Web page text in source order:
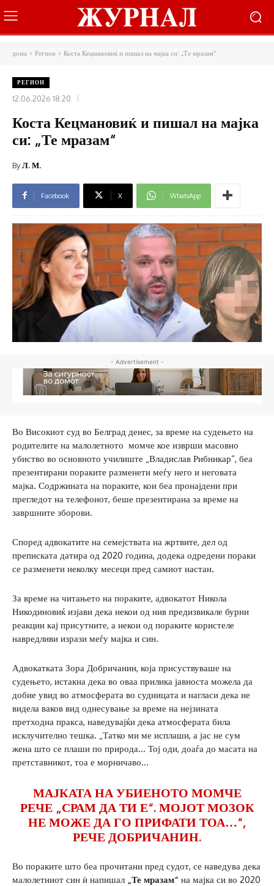
дома Регион Коста Кецмановиќ и пишал на мајка си: „Те мразам“
РЕГИОН
12.06.2026 18:20
Коста Кецмановиќ и пишал на мајка
си: „Те мразам“
ByЛ. М.
Facebook X WhatsApp
- Advertisement -
Во Високиот суд во Белград денес, за време на судењето на
родителите на малолетното момче кое изврши масовно
убиство во основното училиште „Владислав Рибникар“, беа
презентирани пораките разменети меѓу него и неговата
мајка. Содржината на пораките, кои беа пронајдени при
прегледот на телефонот, беше презентирана за време на
завршните зборови.
Според адвокатите на семејствата на жртвите, дел од
преписката датира од 2020 година, додека одредени пораки
се разменети неколку месеци пред самиот настан.
За време на читањето на пораките, адвокатот Никола
Никодиновиќ изјави дека некои од нив предизвикале бурни
реакции кај присутните, а некои од пораките користеле
навредливи изрази меѓу мајка и син.
Адвокатката Зора Добричанин, која присуствуваше на
судењето, истакна дека во оваа прилика јавноста можела да
добие увид во атмосферата во судницата и нагласи дека не
видела ваков вид однесување за време на нејзината
претходна пракса, наведувајќи дека атмосферата била
исклучително тешка. „Татко ми ме исплаши, а јас не сум
жена што се плаши по природа… Тој оди, доаѓа до масата на
претставникот, тоа е морничаво…
МАЈКАТА НА УБИЕНОТО МОМЧЕ
РЕЧЕ „СРАМ ДА ТИ Е“. МОЈОТ МОЗОК
НЕ МОЖЕ ДА ГО ПРИФАТИ ТОА…“,
РЕЧЕ ДОБРИЧАНИН.
Во пораките што беа прочитани пред судот, се наведува дека
малолетниот син ѝ напишал „Те мразам“ на мајка си во 2020